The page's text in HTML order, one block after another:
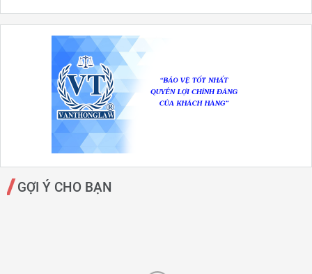
GỢI Ý CHO BẠN